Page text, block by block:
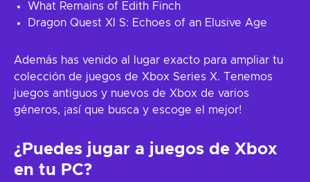
What Remains of Edith Finch
Dragon Quest XI S: Echoes of an Elusive Age
Además has venido al lugar exacto para ampliar tu
colección de juegos de Xbox Series X. Tenemos
juegos antiguos y nuevos de Xbox de varios
géneros, ¡así que busca y escoge el mejor!
¿Puedes jugar a juegos de Xbox
en tu PC?